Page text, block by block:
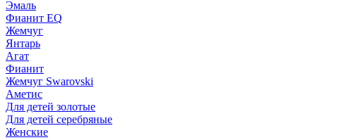
Эмаль
Фианит EQ
Жемчуг
Янтарь
Агат
Фианит
Жемчуг Swarovski
Аметис
Для детей золотые
Для детей серебряные
Женские